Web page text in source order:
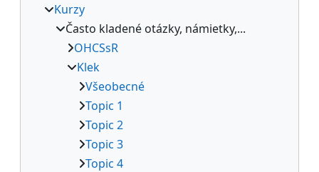
Kurzy
Často kladené otázky, námietky,...
OHCSsR
Klek
Všeobecné
Topic 1
Topic 2
Topic 3
Topic 4